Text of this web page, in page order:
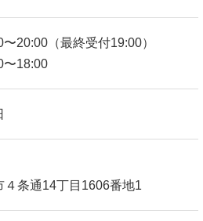
（最終受付19:00）
18:00
４条通14丁目1606番地1